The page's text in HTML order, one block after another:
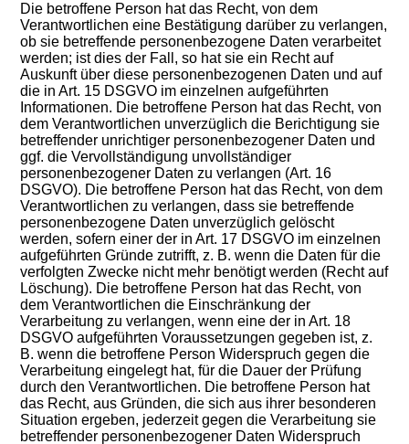
Die betroffene Person hat das Recht, von dem
Verantwortlichen eine Bestätigung darüber zu verlangen,
ob sie betreffende personenbezogene Daten verarbeitet
werden; ist dies der Fall, so hat sie ein Recht auf
Auskunft über diese personenbezogenen Daten und auf
die in Art. 15 DSGVO im einzelnen aufgeführten
Informationen. Die betroffene Person hat das Recht, von
dem Verantwortlichen unverzüglich die Berichtigung sie
betreffender unrichtiger personenbezogener Daten und
ggf. die Vervollständigung unvollständiger
personenbezogener Daten zu verlangen (Art. 16
DSGVO). Die betroffene Person hat das Recht, von dem
Verantwortlichen zu verlangen, dass sie betreffende
personenbezogene Daten unverzüglich gelöscht
werden, sofern einer der in Art. 17 DSGVO im einzelnen
aufgeführten Gründe zutrifft, z. B. wenn die Daten für die
verfolgten Zwecke nicht mehr benötigt werden (Recht auf
Löschung). Die betroffene Person hat das Recht, von
dem Verantwortlichen die Einschränkung der
Verarbeitung zu verlangen, wenn eine der in Art. 18
DSGVO aufgeführten Voraussetzungen gegeben ist, z.
B. wenn die betroffene Person Widerspruch gegen die
Verarbeitung eingelegt hat, für die Dauer der Prüfung
durch den Verantwortlichen. Die betroffene Person hat
das Recht, aus Gründen, die sich aus ihrer besonderen
Situation ergeben, jederzeit gegen die Verarbeitung sie
betreffender personenbezogener Daten Widerspruch